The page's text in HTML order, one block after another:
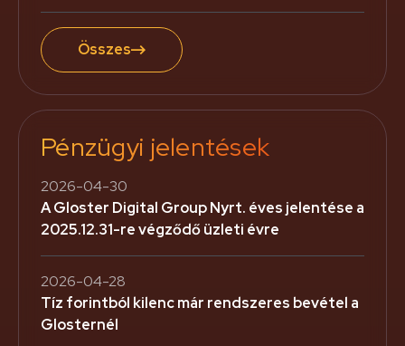
Összes
Pénzügyi jelentések
2026-04-30
A Gloster Digital Group Nyrt. éves jelentése a
2025.12.31-re végződő üzleti évre
2026-04-28
Tíz forintból kilenc már rendszeres bevétel a
Glosternél